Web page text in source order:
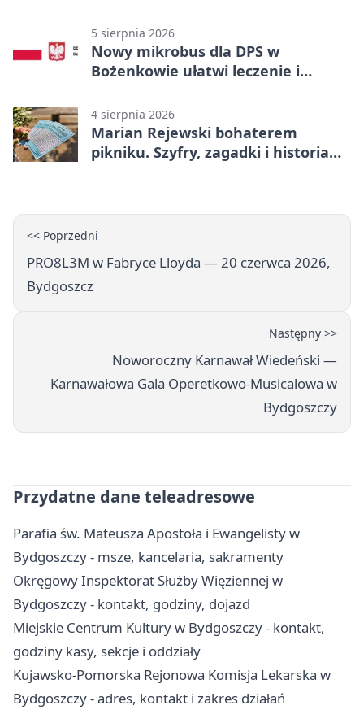
5 sierpnia 2026
Nowy mikrobus dla DPS w
Bożenkowie ułatwi leczenie i
4 sierpnia 2026
Marian Rejewski bohaterem
pikniku. Szyfry, zagadki i historia
<< Poprzedni
PRO8L3M w Fabryce Lloyda — 20 czerwca 2026,
Bydgoszcz
Następny >>
Noworoczny Karnawał Wiedeński —
Karnawałowa Gala Operetkowo-Musicalowa w
Bydgoszczy
Przydatne dane teleadresowe
Parafia św. Mateusza Apostoła i Ewangelisty w
Bydgoszczy - msze, kancelaria, sakramenty
Okręgowy Inspektorat Służby Więziennej w
Bydgoszczy - kontakt, godziny, dojazd
Miejskie Centrum Kultury w Bydgoszczy - kontakt,
godziny kasy, sekcje i oddziały
Kujawsko-Pomorska Rejonowa Komisja Lekarska w
Bydgoszczy - adres, kontakt i zakres działań